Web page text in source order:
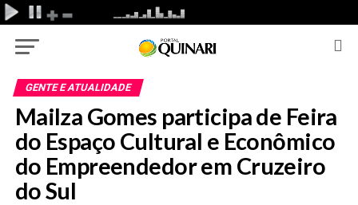
GENTE E ATUALIDADE
Mailza Gomes participa de Feira
do Espaço Cultural e Econômico
do Empreendedor em Cruzeiro
do Sul